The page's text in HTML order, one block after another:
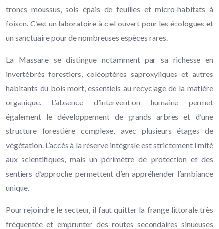
troncs moussus, sols épais de feuilles et micro-habitats à
foison. C’est un laboratoire à ciel ouvert pour les écologues et
un sanctuaire pour de nombreuses espèces rares.
La Massane se distingue notamment par sa richesse en
invertébrés forestiers, coléoptères saproxyliques et autres
habitants du bois mort, essentiels au recyclage de la matière
organique. L’absence d’intervention humaine permet
également le développement de grands arbres et d’une
structure forestière complexe, avec plusieurs étages de
végétation. L’accès à la réserve intégrale est strictement limité
aux scientifiques, mais un périmètre de protection et des
sentiers d’approche permettent d’en appréhender l’ambiance
unique.
Pour rejoindre le secteur, il faut quitter la frange littorale très
fréquentée et emprunter des routes secondaires sinueuses